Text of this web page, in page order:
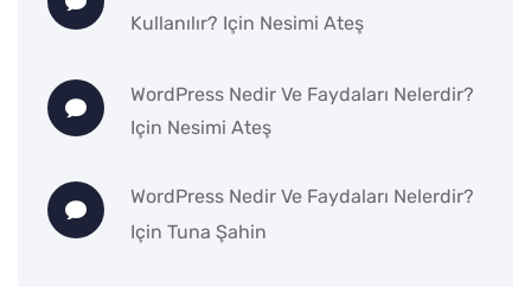
Kullanılır? Için Nesimi Ateş
WordPress Nedir Ve Faydaları Nelerdir?
Için Nesimi Ateş
WordPress Nedir Ve Faydaları Nelerdir?
Için Tuna Şahin